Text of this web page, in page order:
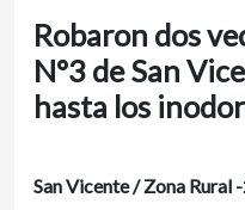
Robaron dos
N°3 de San
hasta los
San Vicente / Zona Rural